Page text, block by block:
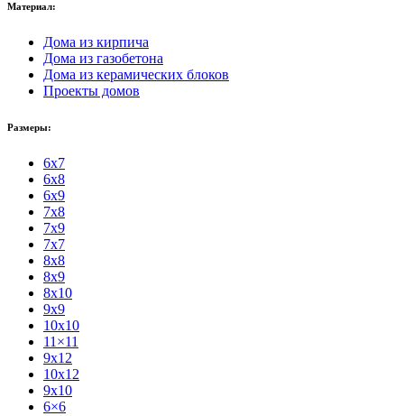
Материал:
Дома из кирпича
Дома из газобетона
Дома из керамических блоков
Проекты домов
Размеры:
6x7
6x8
6x9
7x8
7x9
7x7
8x8
8x9
8x10
9x9
10x10
11×11
9x12
10x12
9x10
6×6